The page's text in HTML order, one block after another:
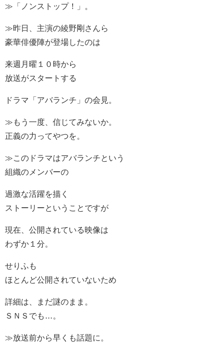
≫「ノンストップ！」。
≫昨日、主演の綾野剛さんら
豪華俳優陣が登場したのは
来週月曜１０時から
放送がスタートする
ドラマ「アバランチ」の会見。
≫もう一度、信じてみないか。
正義の力ってやつを。
≫このドラマはアバランチという
組織のメンバーの
過激な活躍を描く
ストーリーということですが
現在、公開されている映像は
わずか１分。
せりふも
ほとんど公開されていないため
詳細は、まだ謎のまま。
ＳＮＳでも…。
≫放送前から早くも話題に。